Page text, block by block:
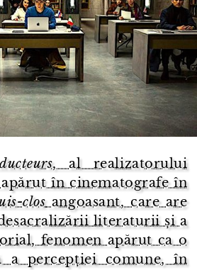
, al realizatorului
apărut în cinematografe în
closangoasant, care are
literaturii și a
fenomen apărut ca o
a percepției comune, în